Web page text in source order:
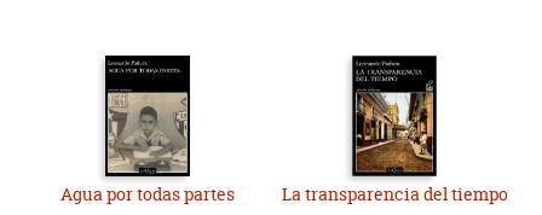
Agua por todas partes La transparencia del tiempo